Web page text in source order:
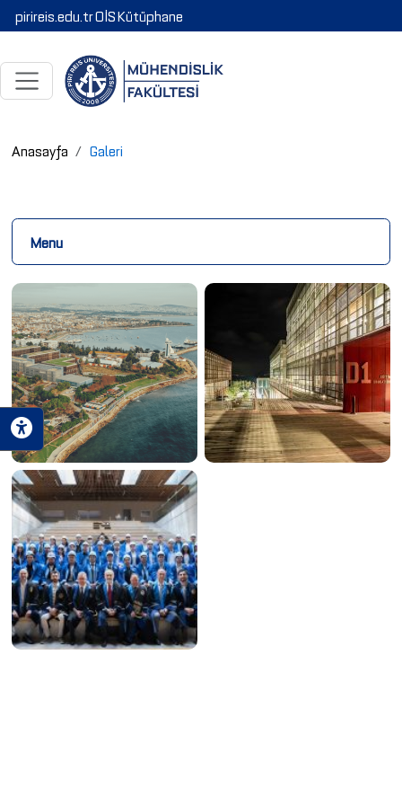
pirireis.edu.trOİSKütüphane
Anasayfa Galeri
Menu